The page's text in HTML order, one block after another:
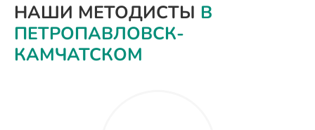
НАШИ МЕТОДИСТЫ В
ПЕТРОПАВЛОВСК-
КАМЧАТСКОМ